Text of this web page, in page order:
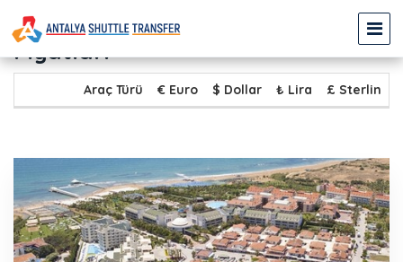
SİDE - GÜNDOĞDU Transfer
Fiyatları
Araç Türü € Euro $ Dollar ₺ Lira £ Sterlin